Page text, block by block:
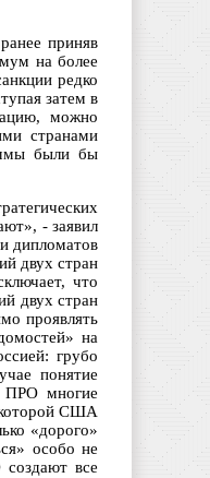
приняв
на более
редко
затем в
можно
странами
были бы
- заявил
дипломатов
двух стран
что
двух стран
проявлять
на
грубо
понятие
ПРО многие
которой США
«дорого»
особо не
все